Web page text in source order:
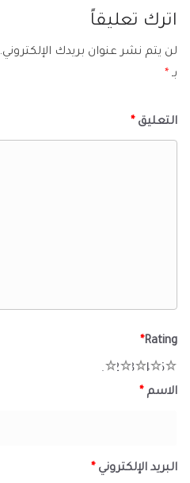
اترك تعليقاً
لن يتم نشر عنوان بريدك الإلكتروني.
بـ *
التعليق *
Rating
*
5
4
3
2
الاسم *
البريد الإلكتروني *